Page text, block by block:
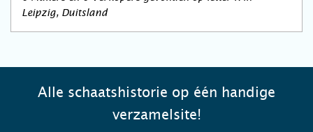
Leipzig, Duitsland
Alle schaatshistorie op één handige
verzamelsite!